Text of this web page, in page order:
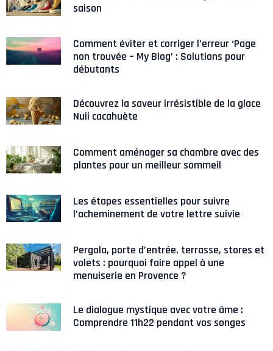
saison
Comment éviter et corriger l’erreur ‘Page
non trouvée – My Blog’ : Solutions pour
débutants
Découvrez la saveur irrésistible de la glace
Nuii cacahuète
Comment aménager sa chambre avec des
plantes pour un meilleur sommeil
Les étapes essentielles pour suivre
l’acheminement de votre lettre suivie
Pergola, porte d’entrée, terrasse, stores et
volets : pourquoi faire appel à une
menuiserie en Provence ?
Le dialogue mystique avec votre âme :
Comprendre 11h22 pendant vos songes